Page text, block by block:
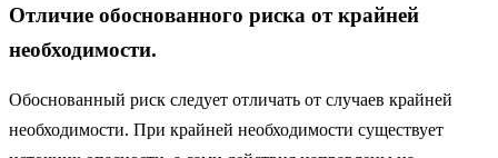
Отличие обоснованного риска от крайней
необходимости.
Обоснованный риск следует отличать от случаев крайней
необходи­мости. При крайней необходимости существует